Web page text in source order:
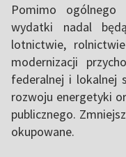
Pomimo ogólnego
wydatki nadal
lotnictwie,
modernizacji
federalnej i lokalnej
rozwoju energetyki
publicznego.
okupowane.